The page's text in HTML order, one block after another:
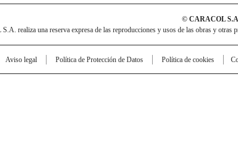
© CARACOL
realiza una reserva expresa de las reproducciones y usos de las obras y otras
Aviso legal Política de Protección de Datos Política de cookies